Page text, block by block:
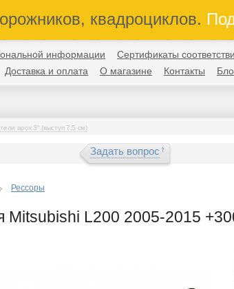
квадроциклов.
информации
Сертификаты
Доставка и оплата О магазине Контакты
арок 3" (выступ 7,5 см)
Задать вопрос
Рессоры
L200 2005-2015